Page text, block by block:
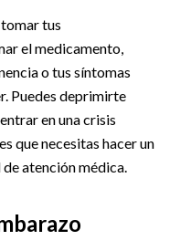
tus
el medicamento,
o tus síntomas
Puedes deprimirte
en una crisis
que necesitas hacer un
atención médica.